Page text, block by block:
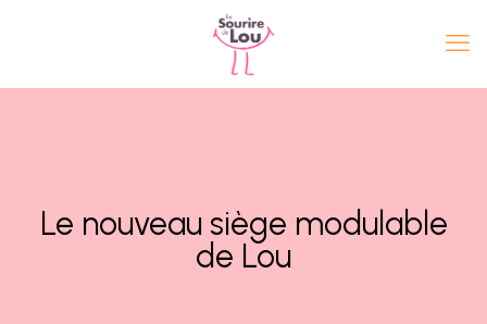
Le nouveau siège modulable
de Lou